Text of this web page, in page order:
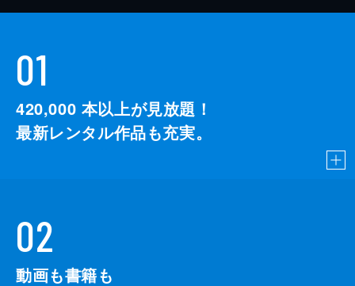
01
420,000 本以上が見放題！
最新レンタル作品も充実。
02
動画も書籍も